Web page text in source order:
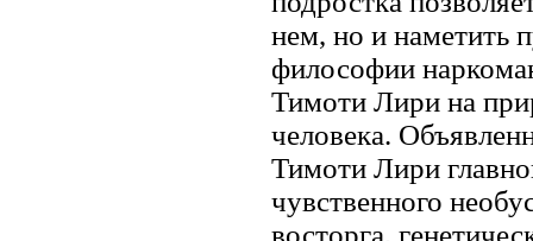
нем, но и наметить
философии
Тимоти Лири на
человека.
Тимоти Лири
чувственного
восторга,